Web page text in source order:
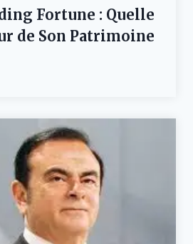
Fortune : Quelle
de Son Patrimoine